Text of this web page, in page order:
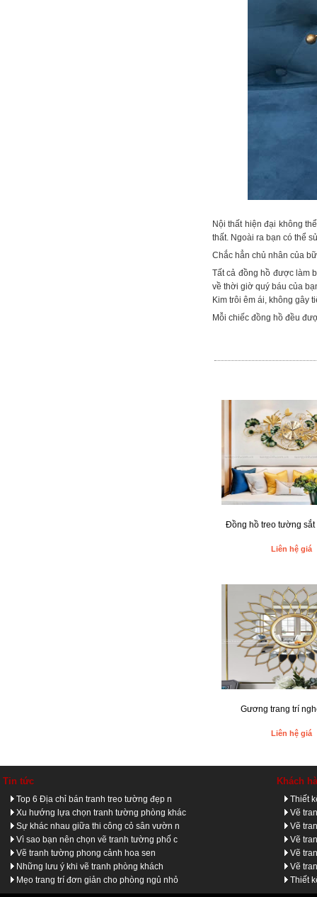
Nội thất hiện đại không
thất. Ngoài ra bạn có thể
Chắc hẳn chủ nhân của
Tất cả đồng hồ được làm
về thời giờ quý báu của
Kim trôi êm ái, không gây
Mỗi chiếc đồng hồ đều
Đồng hồ treo tường sắt
Liên hệ giá
Gương trang trí
Liên hệ giá
Tin tức
Top 6 Địa chỉ bán tranh treo tường đẹp n
Xu hướng lựa chọn tranh tường phòng khác
Sự khác nhau giữa thi công cỏ sân vườn n
Vì sao bạn nên chọn vẽ tranh tường phố c
Vẽ tranh tường phong cảnh hoa sen
Những lưu ý khi vẽ tranh phòng khách
Mẹo trang trí đơn giản cho phòng ngủ nhỏ
Khách
Thiết
Vẽ
Vẽ
Vẽ
Vẽ
Vẽ
Thiết